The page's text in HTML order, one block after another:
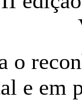
o
e em